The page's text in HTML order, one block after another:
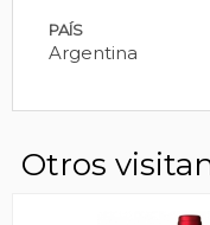
PAÍS
Argentina
Otros